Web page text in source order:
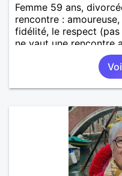
Femme 59 ans,
rencontre :
fidélité, le respect
ne vaut une rencontre
messages pour savoir
deux et le désir de se